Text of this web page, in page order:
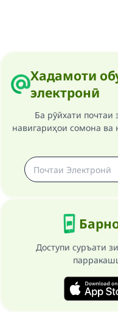
Хадамоти
электронӣ
Ба рӯйхати
навигариҳои сомона
Доступи суръати